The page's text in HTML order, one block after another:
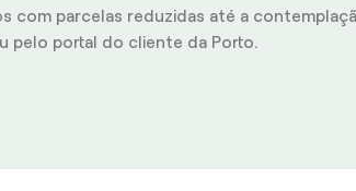
com parcelas reduzidas até a
pelo portal do cliente da Porto.